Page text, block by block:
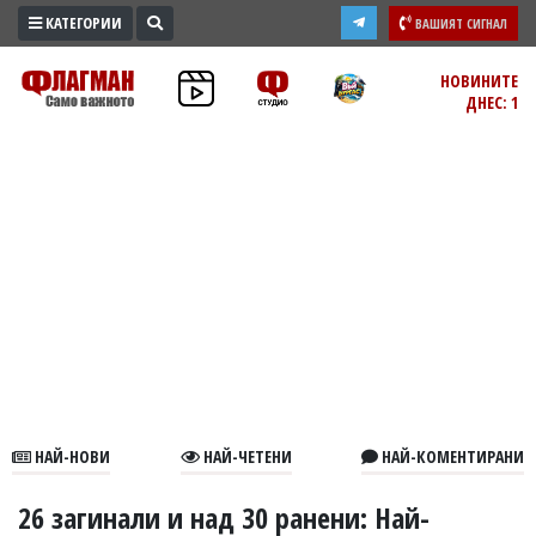
ПРОМО
ЗОНА
В
КАТЕГОРИИ ВАШИЯТ СИГНАЛ
НОВИНИТЕ
ДНЕС: 1
НАЙ-НОВИ НАЙ-ЧЕТЕНИ НАЙ-КОМЕНТИРАНИ
26 загинали и над 30 ранени: Най-